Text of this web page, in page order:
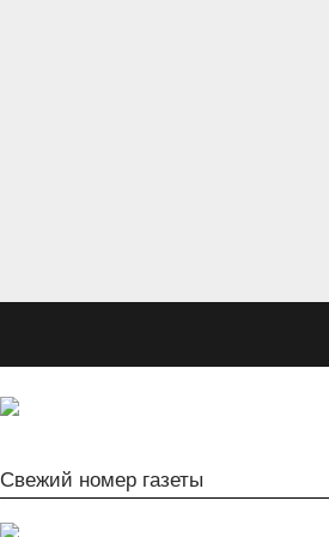
Свежий номер газеты